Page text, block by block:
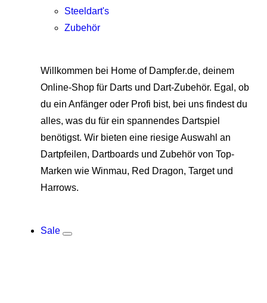
Steeldart's
Zubehör
Willkommen bei Home of Dampfer.de, deinem
Online-Shop für Darts und Dart-Zubehör. Egal, ob
du ein Anfänger oder Profi bist, bei uns findest du
alles, was du für ein spannendes Dartspiel
benötigst. Wir bieten eine riesige Auswahl an
Dartpfeilen, Dartboards und Zubehör von Top-
Marken wie Winmau, Red Dragon, Target und
Harrows.
Sale